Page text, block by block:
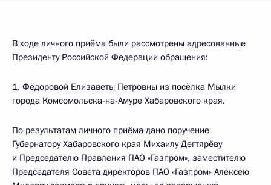
В ходе личного приёма были рассмотрены адресованные
Президенту Российской Федерации обращения:
1. Фёдоровой Елизаветы Петровны из посёлка Мылки
города Комсомольска-на-Амуре Хабаровского края.
По результатам личного приёма дано поручение
Губернатору Хабаровского края Михаилу Дегтярёву
и Председателю Правления ПАО «Газпром», заместителю
Председателя Совета директоров ПАО «Газпром» Алексею